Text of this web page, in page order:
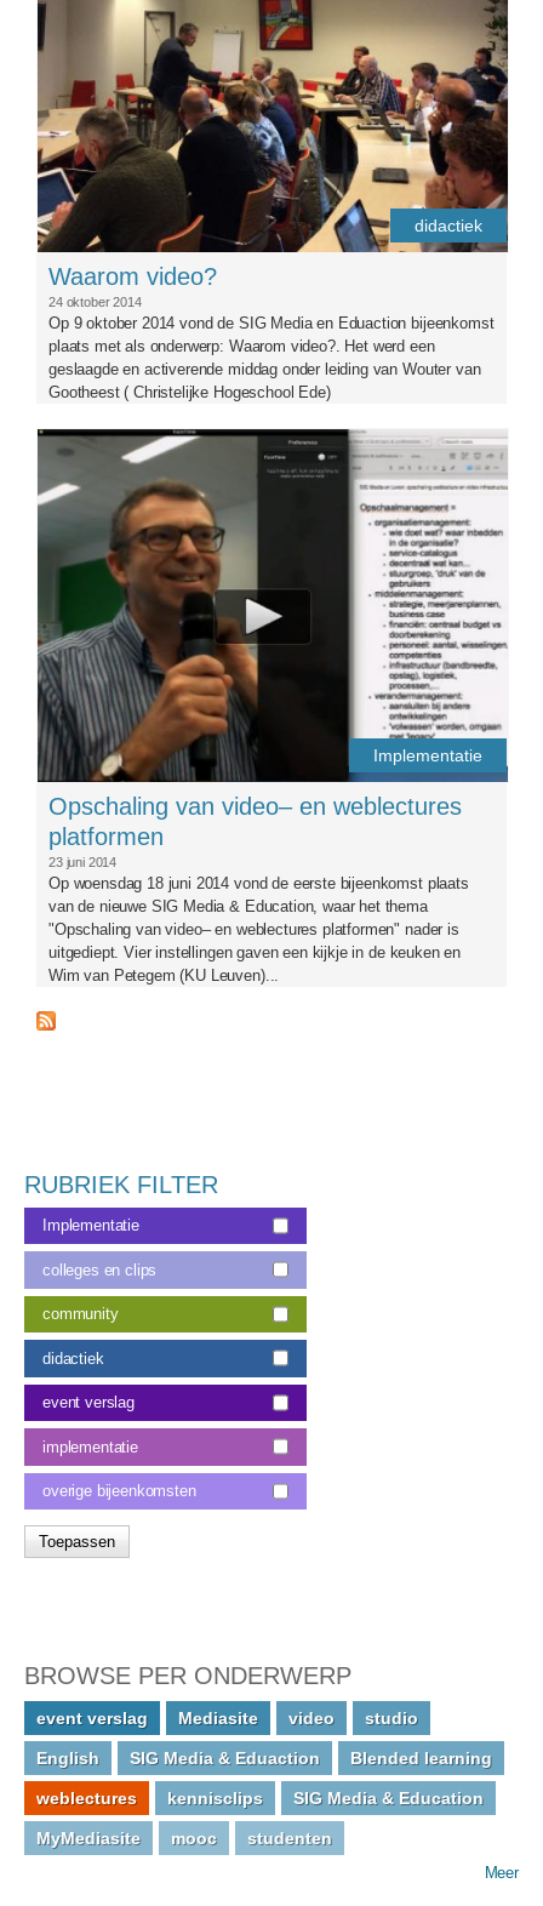
didactiek
Waarom video?
24 oktober 2014
Op 9 oktober 2014 vond de SIG Media en Eduaction bijeenkomst
plaats met als onderwerp: Waarom video?. Het werd een
geslaagde en activerende middag onder leiding van Wouter van
Gootheest ( Christelijke Hogeschool Ede)
bijeenkomst18-6-wim.png
Implementatie
Opschaling van video– en weblectures
platformen
23 juni 2014
Op woensdag 18 juni 2014 vond de eerste bijeenkomst plaats
van de nieuwe SIG Media & Education, waar het thema
"Opschaling van video– en weblectures platformen" nader is
uitgediept. Vier instellingen gaven een kijkje in de keuken en
Wim van Petegem (KU Leuven)...
RUBRIEK FILTER
Implementatie
colleges en clips
community
didactiek
event verslag
implementatie
overige bijeenkomsten
BROWSE PER ONDERWERP
event verslag Mediasite video studio
English SIG Media & Eduaction Blended learning
weblectures kennisclips SIG Media & Education
MyMediasite mooc studenten
Meer